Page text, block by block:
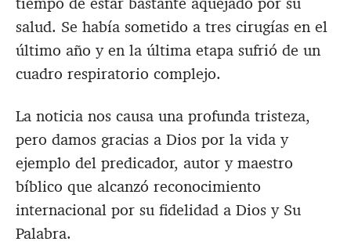
salud. Se había sometido a tres cirugías en el
último año y en la última etapa sufrió de un
cuadro respiratorio complejo.
La noticia nos causa una profunda tristeza,
pero damos gracias a Dios por la vida y
ejemplo del predicador, autor y maestro
bíblico que alcanzó reconocimiento
internacional por su fidelidad a Dios y Su
Palabra.